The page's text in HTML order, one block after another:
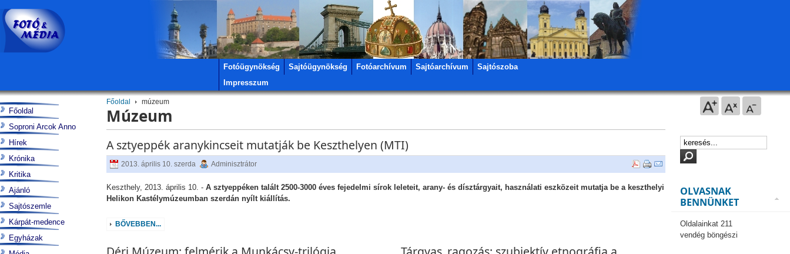
Fotóügynökség Sajtóügynökség Fotóarchívum Sajtóarchívum
Sajtószoba
Impresszum
Főoldal múzeum
Múzeum
A sztyeppék aranykincseit mutatják be Keszthelyen (MTI)
2013. április 10. szerda Adminisztrátor
Keszthely, 2013. április 10. -A sztyeppéken talált 2500-3000 éves fejedelmi sírok leleteit, arany- és dísztárgyait, használati eszközeit mutatja be a keszthelyi
Helikon Kastélymúzeumban szerdán nyílt kiállítás.
BŐVEBBEN...
Főoldal
Soproni Arcok Anno
Hírek
Krónika
Kritika
Ajánló
Sajtószemle
Kárpát-medence
Egyházak
OLVASNAK
BENNÜNKET
Oldalainkat 211
vendég böngészi